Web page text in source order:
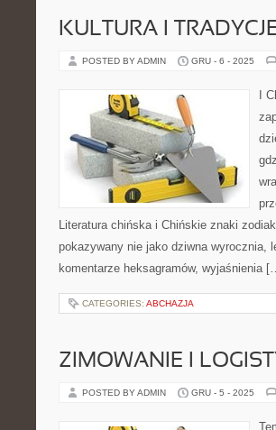
KULTURA I
POSTED BY ADMIN GRU - 6 - 2025
I
Literatura chińska i Chińskie znaki
pokazywany nie jako dziwna wyrocznia,
komentarze heksagramów, wyjaśnienia
CATEGORIES: ABCHAZJA
ZIMOWANIE I
POSTED BY ADMIN GRU - 5 - 2025